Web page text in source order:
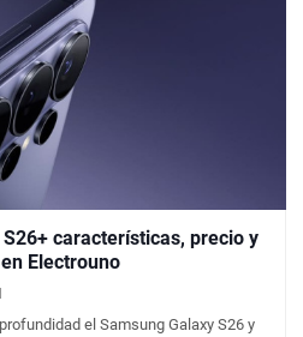
características, precio y
Electrouno
el Samsung Galaxy S26 y